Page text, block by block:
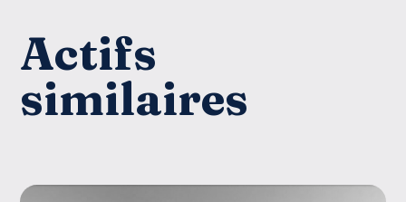
Actifs
similaires